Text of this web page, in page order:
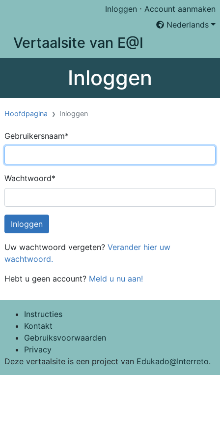
Inloggen ⋅Account aanmaken
Nederlands
Vertaalsite van E@I
Inloggen
Hoofdpagina Inloggen
Gebruikersnaam*
Wachtwoord*
Uw wachtwoord vergeten? Verander hier uw
wachtwoord.
Hebt u geen account? Meld u nu aan!
Instructies
Kontakt
Gebruiksvoorwaarden
Privacy
Deze vertaalsite is een project van Edukado@Interreto.